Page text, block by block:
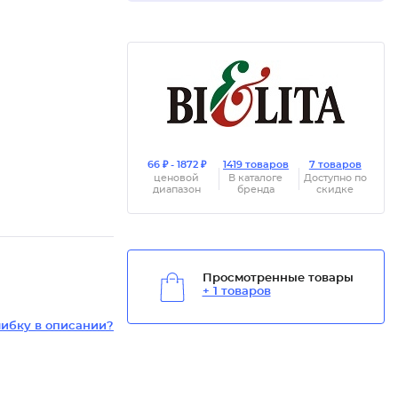
в описании?
66 ₽ - 1872 ₽
ценовой
диапазон
1419 товаров
В каталоге
бренда
7 товаров
Доступно по
скидке
Просмотренные товары
+ 1 товаров